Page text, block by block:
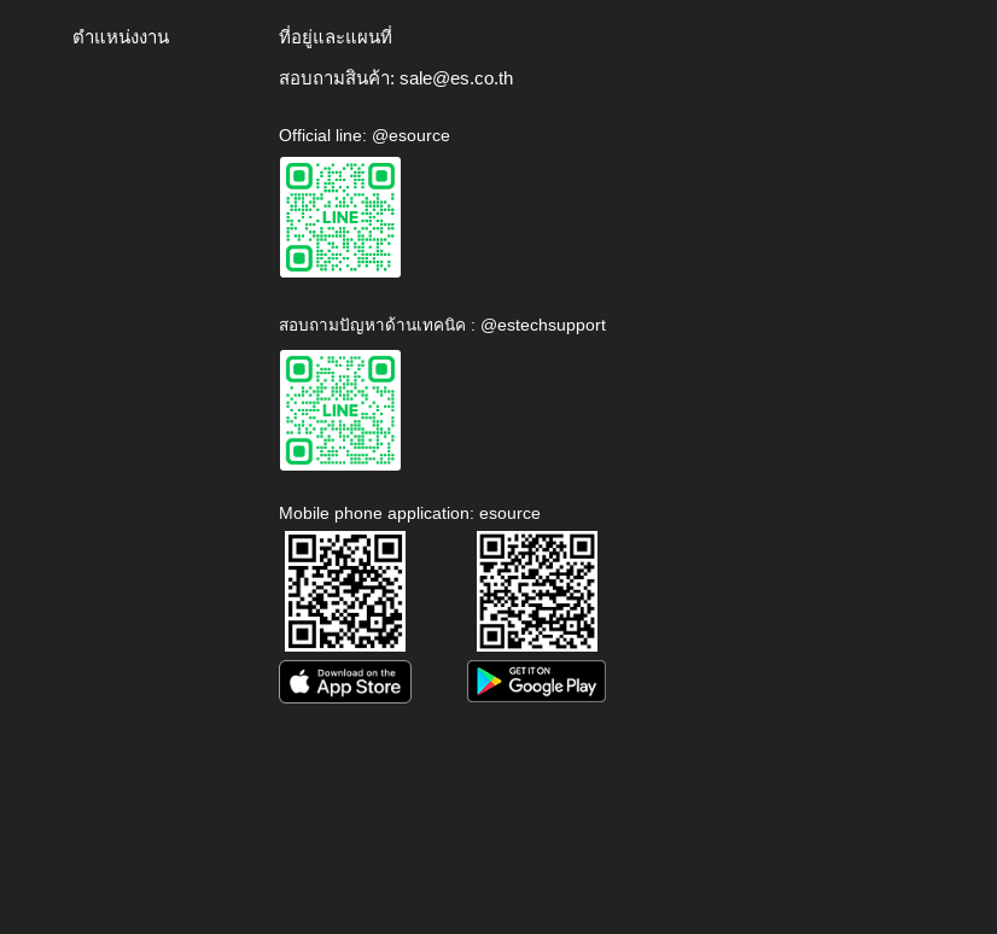
ตำแหน่งงาน
ที่อยู่และแผนที่
สอบถามสินค้า: sale@es.co.th
Official line: @esource
สอบถามปัญหาด้านเทคนิค : @estechsupport
Mobile phone application: esource